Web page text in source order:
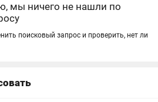
мы ничего не нашли по
поисковый запрос и проверить, нет ли